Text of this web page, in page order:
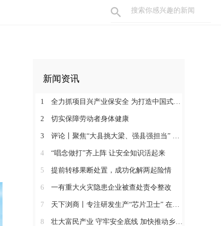
新闻资讯
1 全力抓项目兴产业保安全 为打造中国式现代化县域示范作出更大贡献
2 切实保障劳动者身体健康
3 评论丨聚焦“大县挑大梁、强县强担当” 保持定力真抓实干奋发作为
4 “唱念做打”齐上阵 让安全知识活起来
5 提前转移果断处置，成功化解两起险情
6 一有重大火灾隐患企业被查处责令整改
7 天下浏商丨专注研发生产“芯片卫士” 在半导体红海中搏出“隐形冠军”
8 壮大富民产业 守牢安全底线 加快推动乡村全面振兴